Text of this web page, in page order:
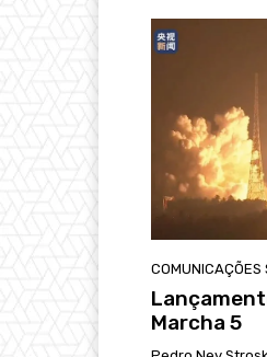
COMUNICAÇÕES
Marcha 5